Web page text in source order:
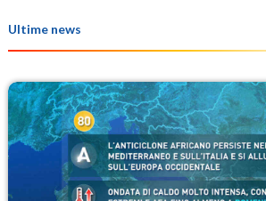
Ultime news